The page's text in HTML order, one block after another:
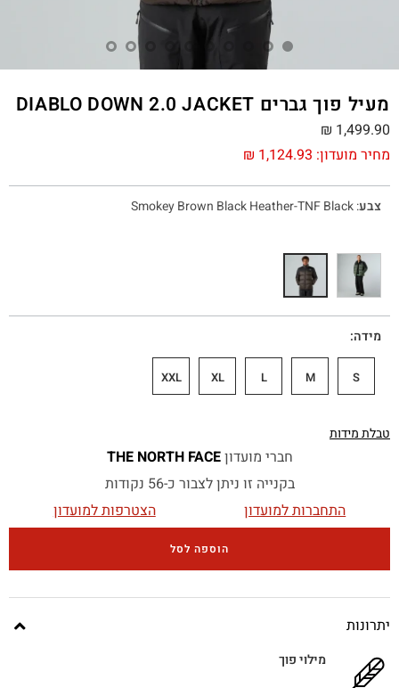
מעיל פוך גברים DIABLO DOWN 2.0 JACKET
מחיר מועדון: ₪ 1,124.93
₪ 1,499.90
צבע:
Smokey Brown Black Heather-TNF Black
מידה
S
M
L
XL
XXL
טבלת מידות
חברי מועדוןTHE NORTH FACE
בקנייה זו ניתן לצבור כ-56 נקודות
התחברות למועדון
הצטרפות למועדון
הוספה לסל
יתרונות
מילוי פוך